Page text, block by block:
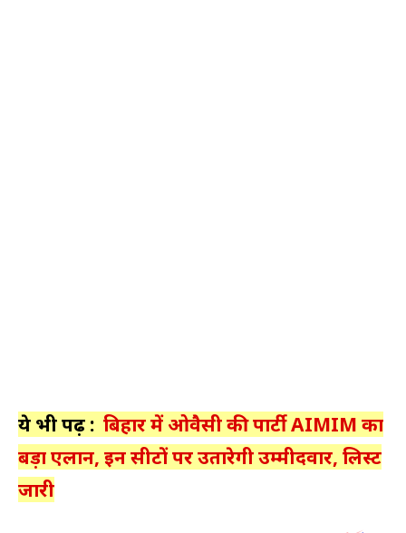
ये भी पढ़ें : बिहार में ओवैसी की पार्टी AIMIM का
बड़ा एलान, इन सीटों पर उतारेगी उम्मीदवार, लिस्ट
जारी